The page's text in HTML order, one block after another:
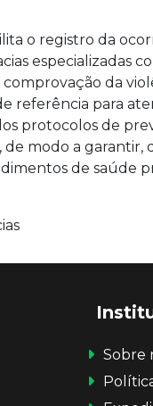
o registro da
especializadas
da
referência para
protocolos de
modo a garantir,
de saúde
Sobre